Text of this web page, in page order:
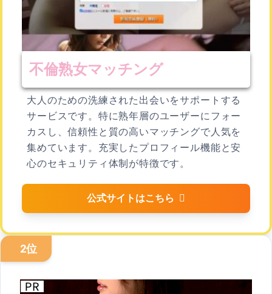
不倫熟女マッチング
大人のための洗練された出会いをサポートする
サービスです。特に熟年層のユーザーにフォー
カスし、信頼性と質の高いマッチングで人気を
集めています。充実したプロフィール機能と安
心のセキュリティ体制が特徴です。
公式サイトはこちら
2位